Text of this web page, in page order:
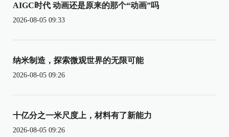
AIGC时代 动画还是原来的那个“动画”吗
2026-08-05 09:33
纳米制造，探索微观世界的无限可能
2026-08-05 09:26
十亿分之一米尺度上，材料有了新能力
2026-08-05 09:26